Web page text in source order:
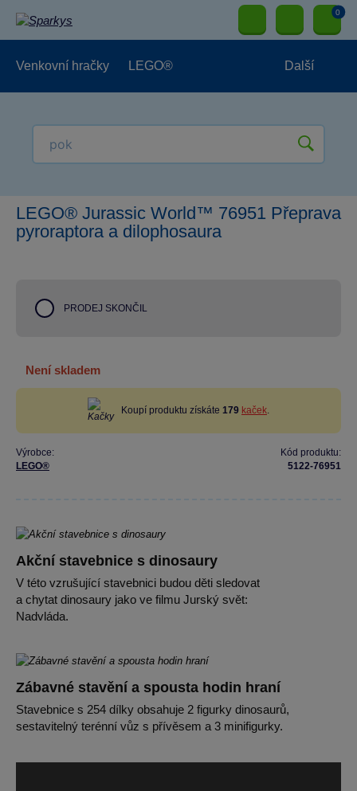
0
Venkovní hračky LEGO® Další
LEGO® Jurassic World™ 76951 Přeprava
pyroraptora a dilophosaura
PRODEJ SKONČIL
není skladem
Koupí produktu získáte 179 kaček.
Výrobce:
LEGO®
Kód produktu:
5122-76951
Akční stavebnice s dinosaury
V této vzrušující stavebnici budou děti sledovat
a chytat dinosaury jako ve filmu Jurský svět:
Nadvláda.
Zábavné stavění a spousta hodin hraní
Stavebnice s 254 dílky obsahuje 2 figurky dinosaurů,
sestavitelný terénní vůz s přívěsem a 3 minifigurky.